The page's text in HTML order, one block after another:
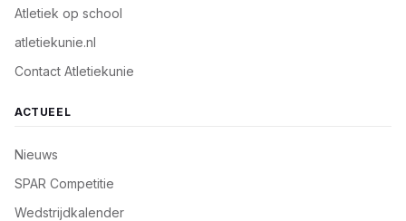
Atletiek op school
atletiekunie.nl
Contact Atletiekunie
ACTUEEL
Nieuws
SPAR Competitie
Wedstrijdkalender